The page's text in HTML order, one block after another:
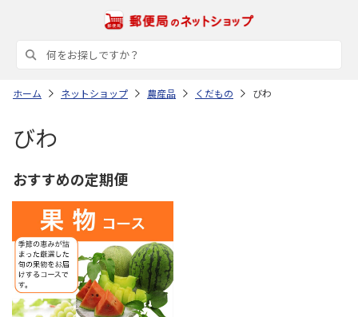
ホーム ネットショップ 農産品 くだもの びわ
びわ
おすすめの定期便